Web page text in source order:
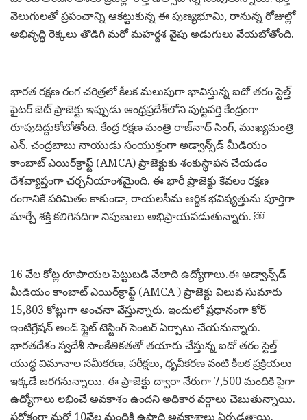
వెలుగులతో ప్రపంచాన్ని ఆకట్టుకున్న ఈ పుణ్యభూమి, రానున్న రోజుల్లో
అభివృద్ధి రెక్కలు తొడిగి మరో మహర్దశ వైపు అడుగులు వేయబోతోంది.
భారత రక్షణ రంగ చరిత్రలో కీలక మలుపుగా భావిస్తున్న ఐదో తరం స్టెల్త్
ఫైటర్ జెట్ ప్రాజెక్టు ఇప్పుడు ఆంధ్రప్రదేశ్‌లోని పుట్టపర్తి కేంద్రంగా
రూపుదిద్దుకోబోతోంది. కేంద్ర రక్షణ మంత్రి రాజ్‌నాథ్ సింగ్, ముఖ్యమంత్రి
ఎన్. చంద్రబాబు నాయుడు సంయుక్తంగా అడ్వాన్స్‌డ్ మీడియం
కాంబాట్ ఎయిర్‌క్రాఫ్ట్ (AMCA) ప్రాజెక్టుకు శంకుస్థాపన చేయడం
దేశవ్యాప్తంగా చర్చనీయాంశమైంది. ఈ భారీ ప్రాజెక్టు కేవలం రక్షణ
రంగానికే పరిమితం కాకుండా, రాయలసీమ ఆర్థిక భవిష్యత్తును పూర్తిగా
మార్చే శక్తి కలిగినదిగా నిపుణులు అభిప్రాయపడుతున్నారు. ￼
16 వేల కోట్ల రూపాయల పెట్టుబడి వేలాది ఉద్యోగాలు.ఈ అడ్వాన్స్‌డ్
మీడియం కాంబాట్ ఎయిర్‌క్రాఫ్ట్ (AMCA ) ప్రాజెక్టు విలువ సుమారు
15,803 కోట్లుగా అంచనా వేస్తున్నారు. ఇందులో ప్రధానంగా కోర్
ఇంటిగ్రేషన్ అండ్ ఫ్లైట్ టెస్టింగ్ సెంటర్ ఏర్పాటు చేయనున్నారు.
భారతదేశం స్వదేశీ సాంకేతికతతో తయారు చేస్తున్న ఐదో తరం స్టెల్త్
యుద్ధ విమానాల సమీకరణ, పరీక్షలు, ధృవీకరణ వంటి కీలక ప్రక్రియలు
ఇక్కడే జరగనున్నాయి. ఈ ప్రాజెక్టు ద్వారా నేరుగా 7,500 మందికి పైగా
ఉద్యోగాలు లభించే అవకాశం ఉందని అధికార వర్గాలు చెబుతున్నాయి.
పరోక్షంగా మరో 10వేల మందికి ఉపాధి అవకాశాలు ఏర్పడతాయి.